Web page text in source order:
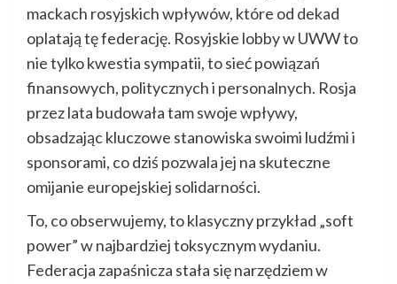
mackach rosyjskich wpływów, które od dekad
oplatają tę federację. Rosyjskie lobby w UWW to
nie tylko kwestia sympatii, to sieć powiązań
finansowych, politycznych i personalnych. Rosja
przez lata budowała tam swoje wpływy,
obsadzając kluczowe stanowiska swoimi ludźmi i
sponsorami, co dziś pozwala jej na skuteczne
omijanie europejskiej solidarności.
To, co obserwujemy, to klasyczny przykład „soft
power” w najbardziej toksycznym wydaniu.
Federacja zapaśnicza stała się narzędziem w